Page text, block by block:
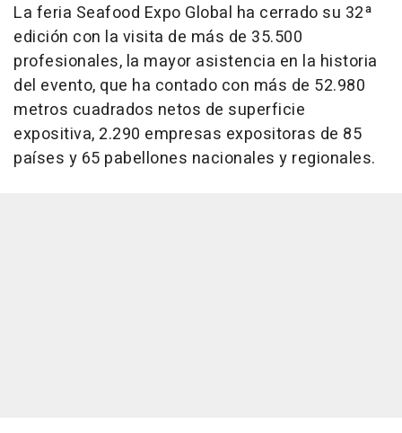
La feria Seafood Expo Global ha cerrado su 32ª
edición con la visita de más de 35.500
profesionales, la mayor asistencia en la historia
del evento, que ha contado con más de 52.980
metros cuadrados netos de superficie
expositiva, 2.290 empresas expositoras de 85
países y 65 pabellones nacionales y regionales.